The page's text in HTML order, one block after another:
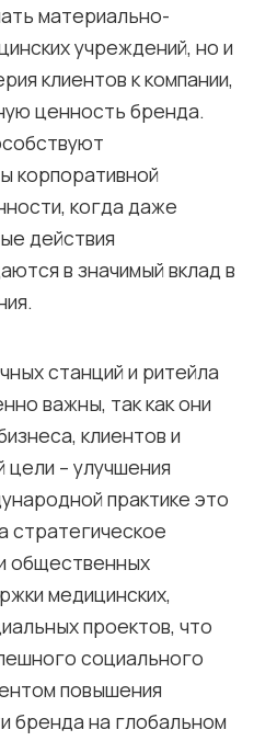
материально-
учреждений, но и
клиентов к компании,
ценность бренда.
корпоративной
когда даже
действия
в значимый вклад в
станций и ритейла
важны, так как они
клиентов и
– улучшения
практике это
стратегическое
общественных
медицинских,
проектов, что
социального
повышения
бренда на глобальном